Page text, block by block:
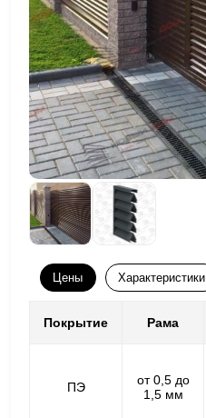
Цены Характеристики
Покрытие Рама
ПЭ
от 0,5 до
1,5 мм